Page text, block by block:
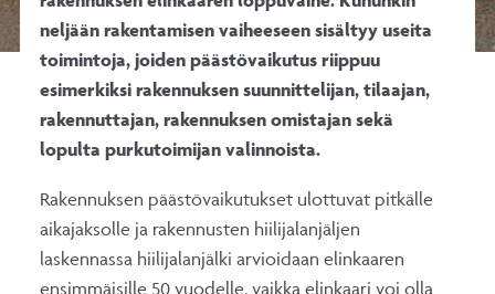
neljään rakentamisen vaiheeseen sisältyy useita
toimintoja, joiden päästövaikutus riippuu
esimerkiksi rakennuksen suunnittelijan, tilaajan,
rakennuttajan, rakennuksen omistajan sekä
lopulta purkutoimijan valinnoista.
Rakennuksen päästövaikutukset ulottuvat pitkälle
aikajaksolle ja rakennusten hiilijalanjäljen
laskennassa hiilijalanjälki arvioidaan elinkaaren
ensimmäisille 50 vuodelle, vaikka elinkaari voi olla